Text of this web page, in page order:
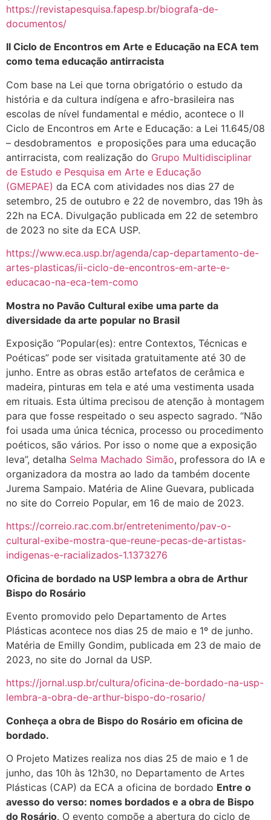
https://revistapesquisa.fapesp.br/biografa-de-
documentos/
II Ciclo de Encontros em Arte e Educação na ECA tem
como tema educação antirracista
Com base na Lei que torna obrigatório o estudo da
história e da cultura indígena e afro-brasileira nas
escolas de nível fundamental e médio, acontece o II
Ciclo de Encontros em Arte e Educação: a Lei 11.645/08
– desdobramentos e proposições para uma educação
antirracista, com realização do Grupo Multidisciplinar
de Estudo e Pesquisa em Arte e Educação
(GMEPAE) da ECA com atividades nos dias 27 de
setembro, 25 de outubro e 22 de novembro, das 19h às
22h na ECA. Divulgação publicada em 22 de setembro
de 2023 no site da ECA USP.
https://www.eca.usp.br/agenda/cap-departamento-de-
artes-plasticas/ii-ciclo-de-encontros-em-arte-e-
educacao-na-eca-tem-como
Mostra no Pavão Cultural exibe uma parte da
diversidade da arte popular no Brasil
Exposição “Popular(es): entre Contextos, Técnicas e
Poéticas” pode ser visitada gratuitamente até 30 de
junho. Entre as obras estão artefatos de cerâmica e
madeira, pinturas em tela e até uma vestimenta usada
em rituais. Esta última precisou de atenção à montagem
para que fosse respeitado o seu aspecto sagrado. “Não
foi usada uma única técnica, processo ou procedimento
poéticos, são vários. Por isso o nome que a exposição
leva”, detalha Selma Machado Simão, professora do IA e
organizadora da mostra ao lado da também docente
Jurema Sampaio. Matéria de Aline Guevara, publicada
no site do Correio Popular, em 16 de maio de 2023.
https://correio.rac.com.br/entretenimento/pav-o-
cultural-exibe-mostra-que-reune-pecas-de-artistas-
indigenas-e-racializados-1.1373276
Oficina de bordado na USP lembra a obra de Arthur
Bispo do Rosário
Evento promovido pelo Departamento de Artes
Plásticas acontece nos dias 25 de maio e 1º de junho.
Matéria de Emilly Gondim, publicada em 23 de maio de
2023, no site do Jornal da USP.
https://jornal.usp.br/cultura/oficina-de-bordado-na-usp-
lembra-a-obra-de-arthur-bispo-do-rosario/
Conheça a obra de Bispo do Rosário em oficina de
bordado.
O Projeto Matizes realiza nos dias 25 de maio e 1 de
junho, das 10h às 12h30, no Departamento de Artes
Plásticas (CAP) da ECA a oficina de bordado Entre o
avesso do verso: nomes bordados e a obra de Bispo
do Rosário. O evento compõe a abertura do ciclo de